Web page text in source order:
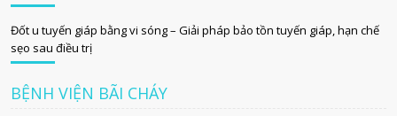
Đốt u tuyến giáp bằng vi sóng – Giải pháp bảo tồn tuyến giáp, hạn chế
sẹo sau điều trị
BỆNH VIỆN BÃI CHÁY